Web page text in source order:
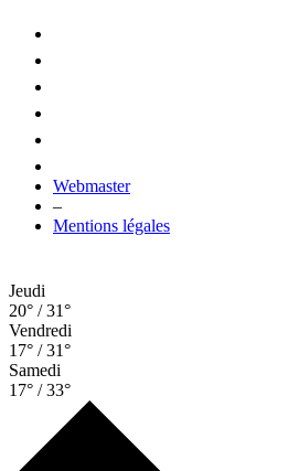
Webmaster
–
Mentions légales
Jeudi
20° / 31°
Vendredi
17° / 31°
Samedi
17° / 33°